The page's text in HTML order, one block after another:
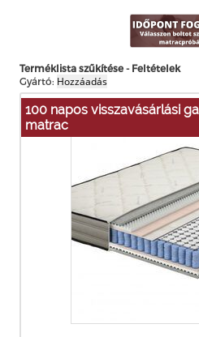
Terméklista szűkítése - Feltételek
Gyártó:
100 napos visszavásárlási
matrac